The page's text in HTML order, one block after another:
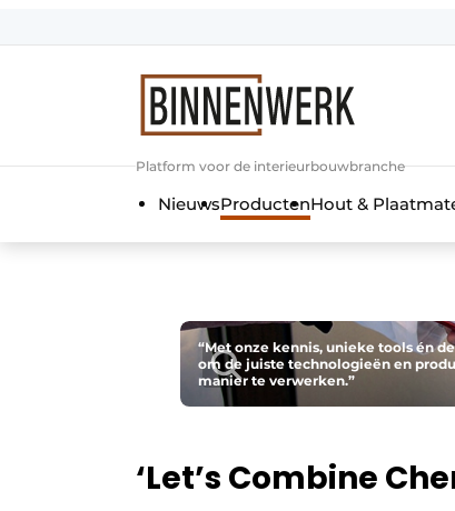
Algemene voorwaarden
Contact
Meest gelezen
Nieuwsbrief
Podcasts
Vacature aanmelden
Platform voor de interieurbouwbranche
NieuwsProductenHout &
“Met onze kennis, unieke tools én
om de juiste technologieën en
manier te verwerken.”
‘Let’s Combine